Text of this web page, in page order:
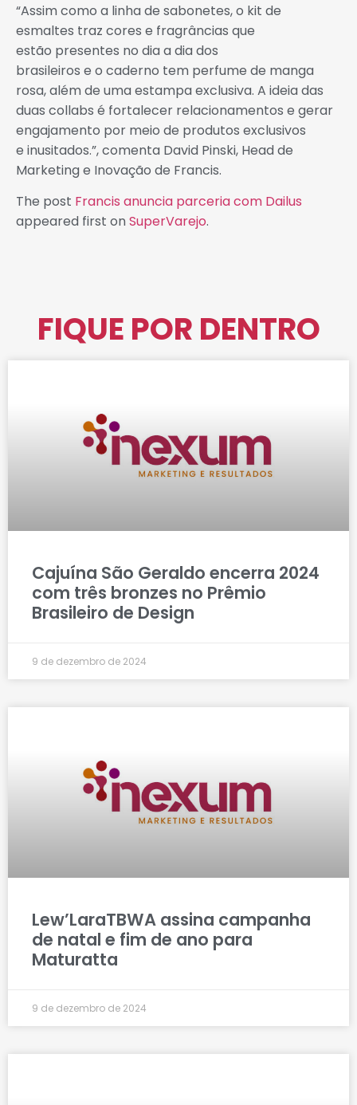
“Assim como a linha de sabonetes, o kit de
esmaltes traz cores e fragrâncias que
estão presentes no dia a dia dos
brasileiros e o caderno tem perfume de manga
rosa, além de uma estampa exclusiva. A ideia das
duas collabs é fortalecer relacionamentos e gerar
engajamento por meio de produtos exclusivos
e inusitados.”, comenta David Pinski, Head de
Marketing e Inovação de Francis.
The post Francis anuncia parceria com Dailus
appeared first on SuperVarejo.
FIQUE POR DENTRO
Cajuína São Geraldo encerra 2024
com três bronzes no Prêmio
Brasileiro de Design
9 de dezembro de 2024
Lew’LaraTBWA assina campanha
de natal e fim de ano para
Maturatta
9 de dezembro de 2024